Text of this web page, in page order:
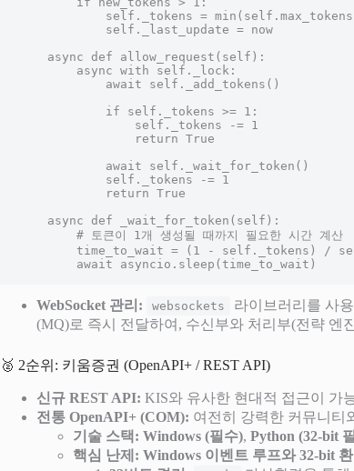
        await asyncio.sleep(time_to_wait)
WebSocket 관리: websockets 라이브러리를 사
(MQ)로 즉시 전달하여, 수신부와 처리부(전략 엔
🥈 2순위: 키움증권 (OpenAPI+ / REST API)
신규 REST API: KIS와 유사한 현대적 접근이 가
전통 OpenAPI+ (COM): 여전히 강력한 커뮤니티
기술 스택: Windows (필수), Python (32-bit
핵심 난제: Windows 이벤트 루프와 32-bit